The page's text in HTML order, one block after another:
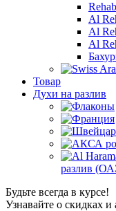
Al
Al
Al
Товар
Духи на разлив
разлив
Будьте всегда в курсе!
Узнавайте о скидках